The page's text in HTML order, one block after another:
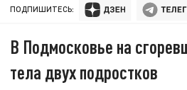
ПОДПИШИТЕСЬ:
В Подмосковье на
тела двух подростков